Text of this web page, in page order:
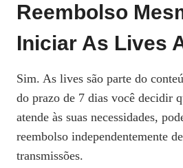
Reembolso
Iniciar As Lives
Sim. As lives são parte do
do prazo de 7 dias você decidir
atende às suas necessidades,
reembolso independentemente
transmissões.